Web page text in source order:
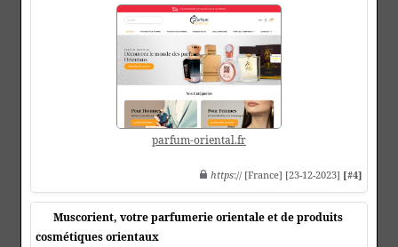
parfum-oriental.fr
https:// [France] [23-12-2023] [#4]
Muscorient, votre parfumerie orientale et de produits
cosmétiques orientaux